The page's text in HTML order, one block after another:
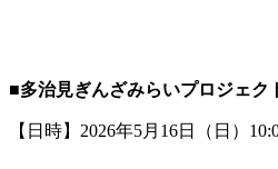
■多治見ぎんざみらいプロジェク
【日時】2026年5月16日（日）